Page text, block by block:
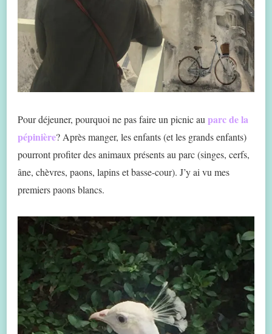
Pour déjeuner, pourquoi ne pas faire un picnic au parc de la
pépinière? Après manger, les enfants (et les grands enfants)
pourront profiter des animaux présents au parc (singes, cerfs,
âne, chèvres, paons, lapins et basse-cour). J’y ai vu mes
premiers paons blancs.